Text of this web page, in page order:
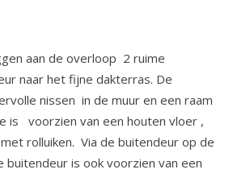
aan de overloop 2 ruime
naar het fijne dakterras. De
nissen in de muur en een raam
is voorzien van een houten vloer ,
rolluiken. Via de buitendeur op de
is ook voorzien van een